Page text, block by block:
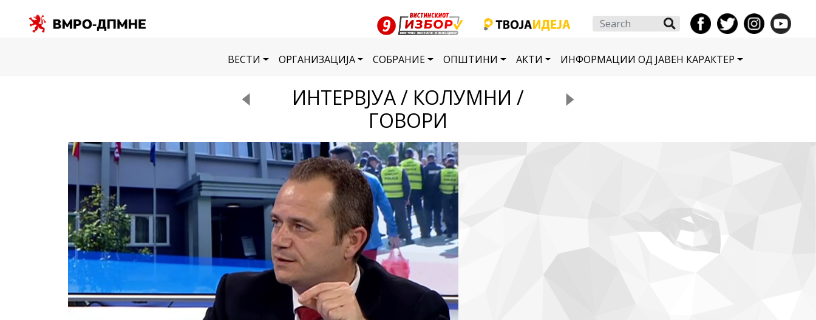
Search
ВЕСТИ ОРГАНИЗАЦИЈА СОБРАНИЕ ОПШТИНИ АКТИ ИНФОРМАЦИИ ОД ЈАВЕН КАРАКТЕР
ИНТЕРВЈУА / КОЛУМНИ /
ГОВОРИ